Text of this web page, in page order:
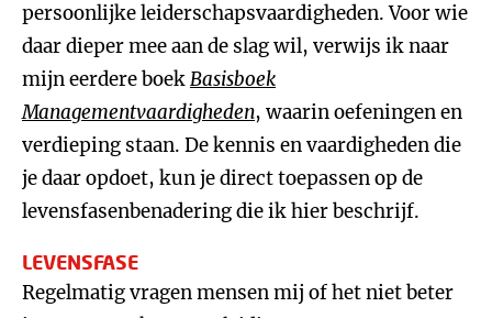
persoonlijke leiderschapsvaardigheden. Voor wie
daar dieper mee aan de slag wil, verwijs ik naar
mijn eerdere boekBasisboek
Managementvaardigheden, waarin oefeningen en
verdieping staan. De kennis en vaardigheden die
je daar opdoet, kun je direct toepassen op de
levensfasenbenadering die ik hier beschrijf.
LEVENSFASE
Regelmatig vragen mensen mij of het niet beter